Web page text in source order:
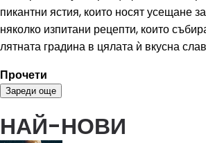
пикантни ястия, които носят усещане
няколко изпитани рецепти, които
лятната градина в цялата ѝ вкусна
Прочети
Зареди още
НАЙ-НОВИ